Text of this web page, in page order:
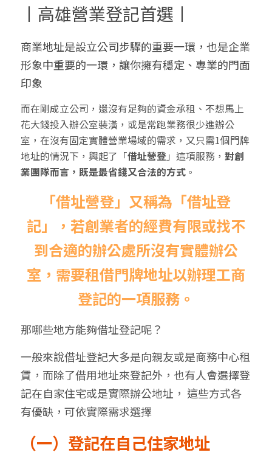
丨高雄營業登記首選丨
商業地址是設立公司步驟的重要一環，也是企業
形象中重要的一環，讓你擁有穩定、專業的門面
印象
而在剛成立公司，還沒有足夠的資金承租、不想馬上
花大錢投入辦公室裝潢，或是常跑業務很少進辦公
室，在沒有固定實體營業場域的需求，又只需1個門牌
地址的情況下，興起了「借址營登」這項服務， 對創
業團隊而言，既是最省錢又合法的方式 。
「借址營登」又稱為「借址登
記」，若創業者的經費有限或找不
到合適的辦公處所沒有實體辦公
室，需要租借門牌地址以辦理工商
登記的一項服務。
那哪些地方能夠借址登記呢？
一般來說借址登記大多是向親友或是商務中心租
賃，而除了借用地址來登記外，也有人會選擇登
記在自家住宅或是實際辦公地址， 這些方式各
有優缺，可依實際需求選擇
（一）登記在自己住家地址